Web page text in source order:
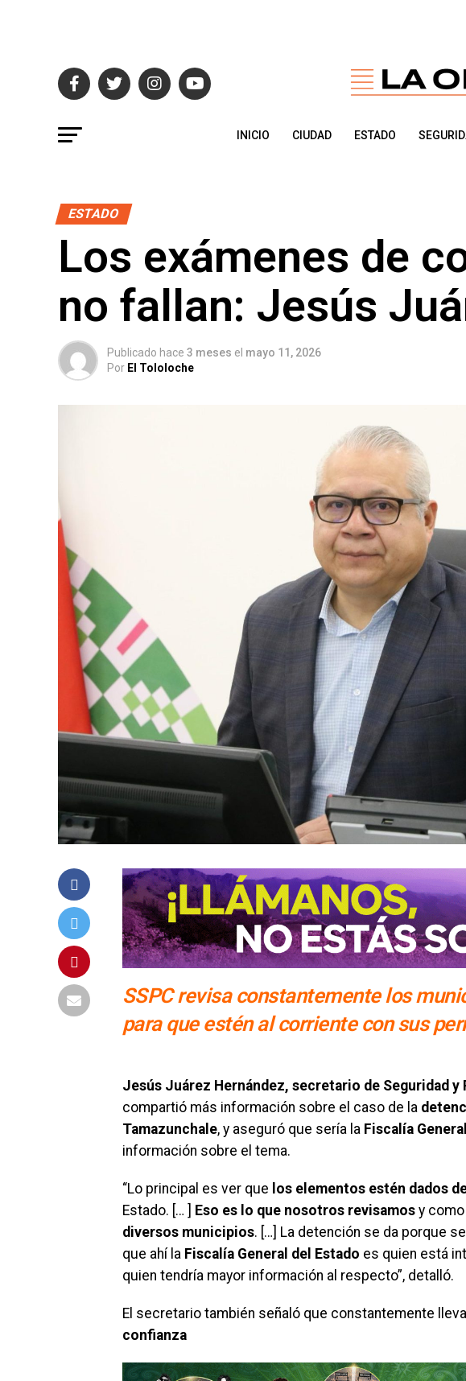
INICIO CIUDAD ESTADO
ESTADO
Los exámenes de
no fallan: Jesús
Publicado hace 3 meses el mayo 11, 2026
Por El Tololoche
SSPC revisa constantemente los
para que estén al corriente con sus
Jesús Juárez Hernández, secretario de Seguridad y
compartió más información sobre el caso de la
Tamazunchale, y aseguró que sería la Fiscalía
información sobre el tema.
“Lo principal es ver que los elementos estén dados
Estado. [… ] Eso es lo que nosotros revisamos y
diversos municipios. […] La detención se da porque
que ahí la Fiscalía General del Estado es quien está
quien tendría mayor información al respecto”, detalló.
El secretario también señaló que constantemente
confianza